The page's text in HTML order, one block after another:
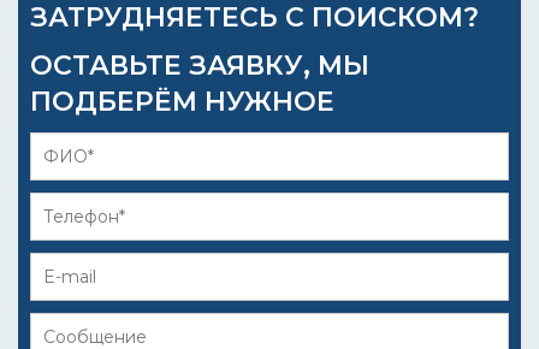
ЗАТРУДНЯЕТЕСЬ С ПОИСКОМ?
ОСТАВЬТЕ ЗАЯВКУ, МЫ
ПОДБЕРЁМ НУЖНОЕ